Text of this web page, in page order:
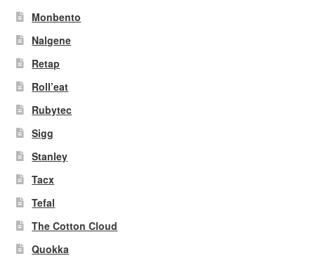
Monbento
Nalgene
Retap
Roll’eat
Rubytec
Sigg
Stanley
Tacx
Tefal
The Cotton Cloud
Quokka